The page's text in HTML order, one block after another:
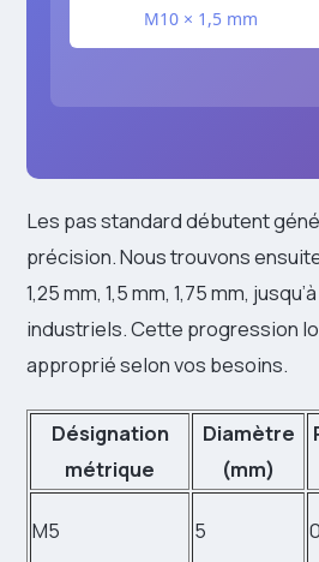
M10 × 1,5 mm
Les pas standard débutent
précision. Nous trouvons
1,25 mm, 1,5 mm, 1,75 mm,
industriels. Cette progression
approprié selon vos besoins.
Désignation
métrique
Diamètre
(mm)
M5 5